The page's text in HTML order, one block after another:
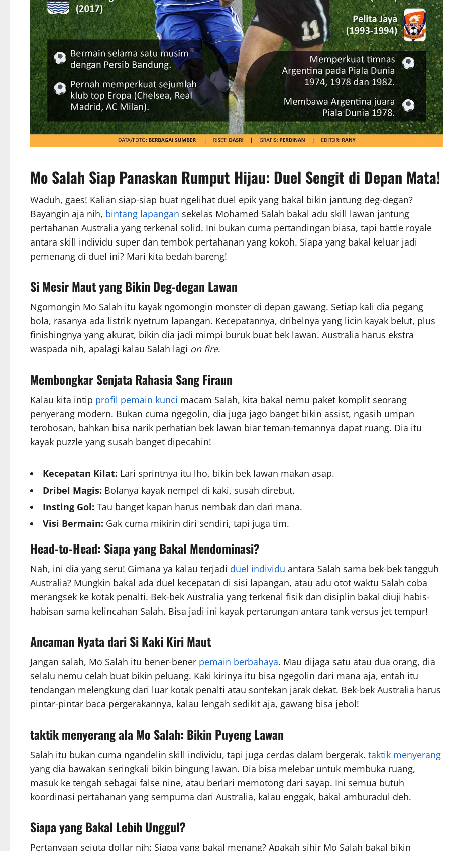
Mo Salah Siap Panaskan Rumput Hijau: Duel Sengit di Depan Mata!
Waduh, gaes! Kalian siap-siap buat ngelihat duel epik yang bakal bikin jantung deg-degan?
Bayangin aja nih, bintang lapangan sekelas Mohamed Salah bakal adu skill lawan jantung
pertahanan Australia yang terkenal solid. Ini bukan cuma pertandingan biasa, tapi battle royale
antara skill individu super dan tembok pertahanan yang kokoh. Siapa yang bakal keluar jadi
pemenang di duel ini? Mari kita bedah bareng!
Si Mesir Maut yang Bikin Deg-degan Lawan
Ngomongin Mo Salah itu kayak ngomongin monster di depan gawang. Setiap kali dia pegang
bola, rasanya ada listrik nyetrum lapangan. Kecepatannya, dribelnya yang licin kayak belut, plus
finishingnya yang akurat, bikin dia jadi mimpi buruk buat bek lawan. Australia harus ekstra
waspada nih, apalagi kalau Salah lagi on fire.
Membongkar Senjata Rahasia Sang Firaun
Kalau kita intip profil pemain kunci macam Salah, kita bakal nemu paket komplit seorang
penyerang modern. Bukan cuma ngegolin, dia juga jago banget bikin assist, ngasih umpan
terobosan, bahkan bisa narik perhatian bek lawan biar teman-temannya dapat ruang. Dia itu
kayak puzzle yang susah banget dipecahin!
Kecepatan Kilat: Lari sprintnya itu lho, bikin bek lawan makan asap.
Dribel Magis: Bolanya kayak nempel di kaki, susah direbut.
Insting Gol: Tau banget kapan harus nembak dan dari mana.
Visi Bermain: Gak cuma mikirin diri sendiri, tapi juga tim.
Head-to-Head: Siapa yang Bakal Mendominasi?
Nah, ini dia yang seru! Gimana ya kalau terjadi duel individu antara Salah sama bek-bek tangguh
Australia? Mungkin bakal ada duel kecepatan di sisi lapangan, atau adu otot waktu Salah coba
merangsek ke kotak penalti. Bek-bek Australia yang terkenal fisik dan disiplin bakal diuji habis-
habisan sama kelincahan Salah. Bisa jadi ini kayak pertarungan antara tank versus jet tempur!
Ancaman Nyata dari Si Kaki Kiri Maut
Jangan salah, Mo Salah itu bener-bener pemain berbahaya. Mau dijaga satu atau dua orang, dia
selalu nemu celah buat bikin peluang. Kaki kirinya itu bisa ngegolin dari mana aja, entah itu
tendangan melengkung dari luar kotak penalti atau sontekan jarak dekat. Bek-bek Australia harus
pintar-pintar baca pergerakannya, kalau lengah sedikit aja, gawang bisa jebol!
taktik menyerangala Mo Salah: Bikin Puyeng Lawan
Salah itu bukan cuma ngandelin skill individu, tapi juga cerdas dalam bergerak. taktik menyerang
yang dia bawakan seringkali bikin bingung lawan. Dia bisa melebar untuk membuka ruang,
masuk ke tengah sebagai false nine, atau berlari memotong dari sayap. Ini semua butuh
koordinasi pertahanan yang sempurna dari Australia, kalau enggak, bakal amburadul deh.
Siapa yang Bakal Lebih Unggul?
Pertanyaan sejuta dollar nih: Siapa yang bakal menang? Apakah sihir Mo Salah bakal bikin